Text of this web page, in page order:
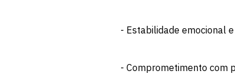
- Estabilidade emocional
- Comprometimento com